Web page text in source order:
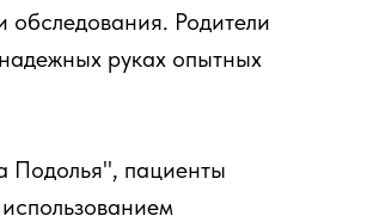
обследования. Родители
руках опытных
Подолья", пациенты